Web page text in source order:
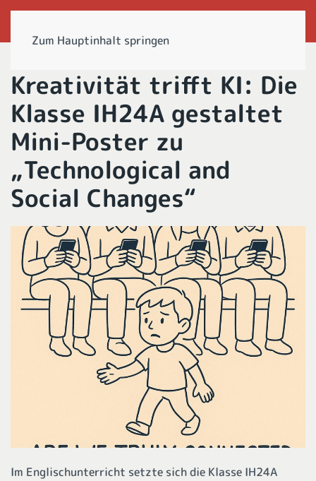
Zum Hauptinhalt springen
Kreativität trifft KI: Die
Klasse IH24A gestaltet
Mini-Poster zu
„Technological and
Social Changes“
Im Englischunterricht setzte sich die Klasse IH24A